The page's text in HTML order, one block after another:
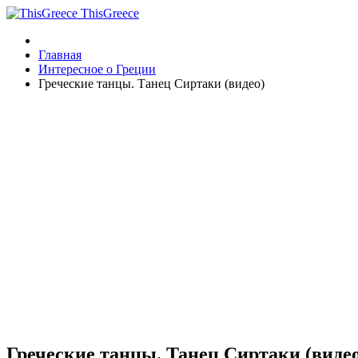
ThisGreece
Главная
Интересное о Греции
Греческие танцы. Танец Сиртаки (видео)